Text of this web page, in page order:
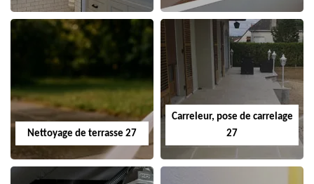
Nettoyage de terrasse 27
Carreleur, pose de carrelage
27